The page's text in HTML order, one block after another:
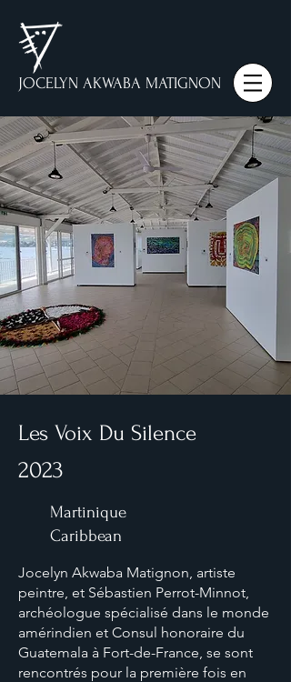
JOCELYN AKWABA MATIGNON
Les Voix Du Silence
2023
Martinique
Caribbean
Jocelyn Akwaba Matignon, artiste
peintre, et Sébastien Perrot-Minnot,
archéologue spécialisé dans le monde
amérindien et Consul honoraire du
Guatemala à Fort-de-France, se sont
rencontrés pour la première fois en